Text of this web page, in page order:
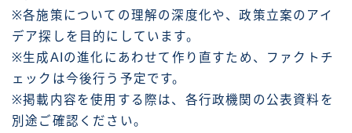
※各施策についての理解の深度化や、政策立案のアイ
デア探しを目的にしています。
※生成AIの進化にあわせて作り直すため、ファクトチ
ェックは今後行う予定です。
※掲載内容を使用する際は、各行政機関の公表資料を
別途ご確認ください。